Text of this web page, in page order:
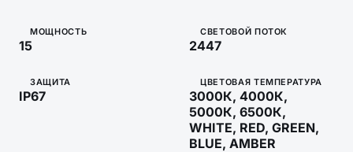
МОЩНОСТЬ
15
СВЕТОВОЙ ПОТОК
2447
ЗАЩИТА
IP67
ЦВЕТОВАЯ ТЕМПЕРАТУРА
3000К, 4000К,
5000К, 6500К,
WHITE, RED, GREEN,
BLUE, AMBER